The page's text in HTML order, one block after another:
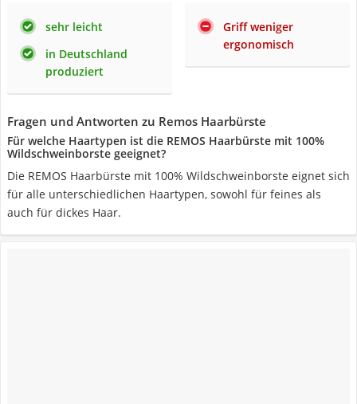
sehr leicht
in Deutschland
produziert
Griff weniger
ergonomisch
Fragen und Antworten zu Remos Haarbürste
Für welche Haartypen ist die REMOS Haarbürste mit 100%
Wildschweinborste geeignet?
Die REMOS Haarbürste mit 100% Wildschweinborste eignet sich
für alle unterschiedlichen Haartypen, sowohl für feines als
auch für dickes Haar.